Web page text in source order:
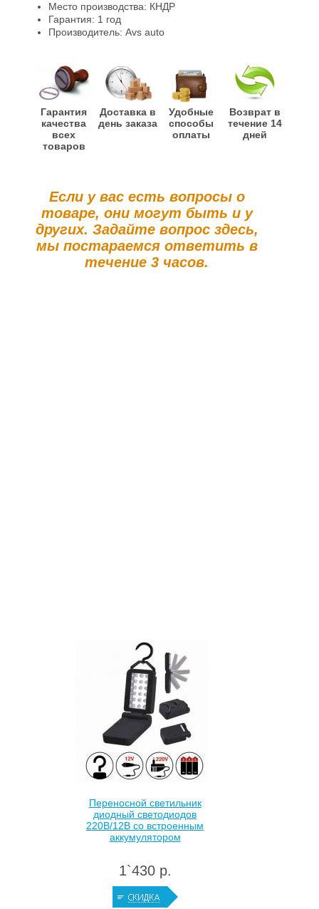
Информация
Место производства: КНДР
Гарантия: 1 год
Производитель: Avs auto
Гарантия
качества
всех
товаров
Доставка в
день заказа
Удобные
способы
оплаты
Возврат в
течение 14
дней
Переносной светильник
диодный светодиодов
220В/12В со встроенным
аккумулятором
1`430 р.
Если у вас есть вопросы о
товаре, они могут быть и у
других. Задайте вопрос здесь,
мы постараемся ответить в
течение 3 часов.